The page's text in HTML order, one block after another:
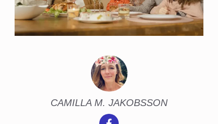
CAMILLA M. JAKOBSSON